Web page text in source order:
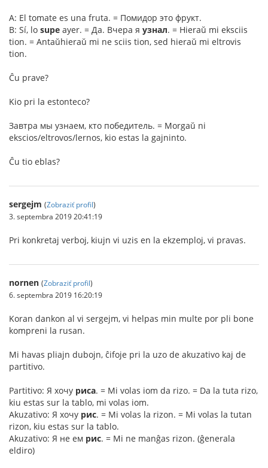
A: El tomate es una fruta. = Помидор это фрукт.
B: Sí, lo supe ayer. = Да. Вчера я узнал. = Hieraŭ mi eksciis
tion. = Antaŭhieraŭ mi ne sciis tion, sed hieraŭ mi eltrovis
tion.
Ĉu prave?
Kio pri la estonteco?
Завтра мы узнаем, кто победитель. = Morgaŭ ni
ekscios/eltrovos/lernos, kio estas la gajninto.
Ĉu tio eblas?
sergejm (Zobraziť profil)
3. septembra 2019 20:41:19
Pri konkretaj verboj, kiujn vi uzis en la ekzemploj, vi pravas.
nornen (Zobraziť profil)
6. septembra 2019 16:20:19
Koran dankon al vi sergejm, vi helpas min multe por pli bone
kompreni la rusan.
Mi havas pliajn dubojn, ĉifoje pri la uzo de akuzativo kaj de
partitivo.
Partitivo: Я хочу риса. = Mi volas iom da rizo. = Da la tuta rizo,
kiu estas sur la tablo, mi volas iom.
Akuzativo: Я хочу рис. = Mi volas la rizon. = Mi volas la tutan
rizon, kiu estas sur la tablo.
Akuzativo: Я не ем рис. = Mi ne manĝas rizon. (ĝenerala
eldiro)